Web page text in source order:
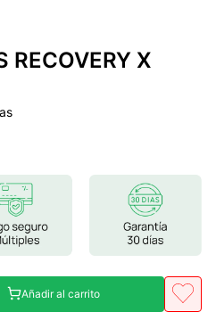
RECOVERY X
Añadir al carrito